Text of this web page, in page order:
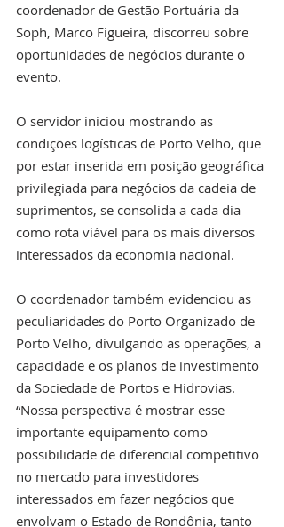
coordenador de Gestão Portuária da
Soph, Marco Figueira, discorreu sobre
oportunidades de negócios durante o
evento.
O servidor iniciou mostrando as
condições logísticas de Porto Velho, que
por estar inserida em posição geográfica
privilegiada para negócios da cadeia de
suprimentos, se consolida a cada dia
como rota viável para os mais diversos
interessados da economia nacional.
O coordenador também evidenciou as
peculiaridades do Porto Organizado de
Porto Velho, divulgando as operações, a
capacidade e os planos de investimento
da Sociedade de Portos e Hidrovias.
“Nossa perspectiva é mostrar esse
importante equipamento como
possibilidade de diferencial competitivo
no mercado para investidores
interessados em fazer negócios que
envolvam o Estado de Rondônia, tanto